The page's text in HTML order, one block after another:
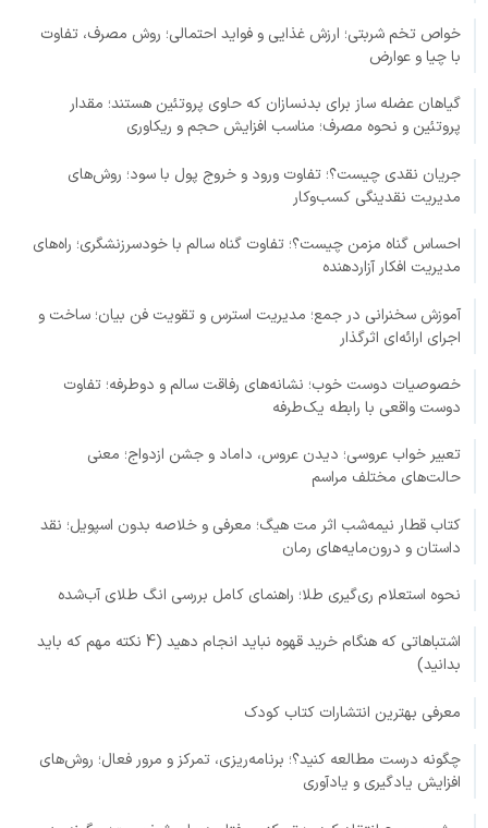
خواص تخم شربتی؛ ارزش غذایی و فواید احتمالی؛ روش مصرف، تفاوت
با چیا و عوارض
گیاهان عضله ساز برای بدنسازان که حاوی پروتئین هستند؛ مقدار
پروتئین و نحوه مصرف؛ مناسب افزایش حجم و ریکاوری
جریان نقدی چیست؟؛ تفاوت ورود و خروج پول با سود؛ روش‌های
مدیریت نقدینگی کسب‌وکار
احساس گناه مزمن چیست؟؛ تفاوت گناه سالم با خودسرزنشگری؛ راه‌های
مدیریت افکار آزاردهنده
آموزش سخنرانی در جمع؛ مدیریت استرس و تقویت فن بیان؛ ساخت و
اجرای ارائه‌ای اثرگذار
خصوصیات دوست خوب؛ نشانه‌های رفاقت سالم و دوطرفه؛ تفاوت
دوست واقعی با رابطه یک‌طرفه
تعبیر خواب عروسی؛ دیدن عروس، داماد و جشن ازدواج؛ معنی
حالت‌های مختلف مراسم
کتاب قطار نیمه‌شب اثر مت هیگ؛ معرفی و خلاصه بدون اسپویل؛ نقد
داستان و درون‌مایه‌های رمان
نحوه استعلام ری‌گیری طلا؛ راهنمای کامل بررسی انگ طلای آب‌شده
اشتباهاتی که هنگام خرید قهوه نباید انجام دهید (4 نکته مهم که باید
بدانید)
معرفی بهترین انتشارات کتاب کودک
چگونه درست مطالعه کنید؟؛ برنامه‌ریزی، تمرکز و مرور فعال؛ روش‌های
افزایش یادگیری و یادآوری